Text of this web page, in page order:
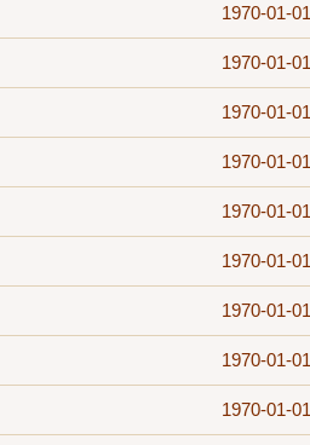
1970-01-01
1970-01-01
1970-01-01
1970-01-01
1970-01-01
1970-01-01
1970-01-01
1970-01-01
1970-01-01